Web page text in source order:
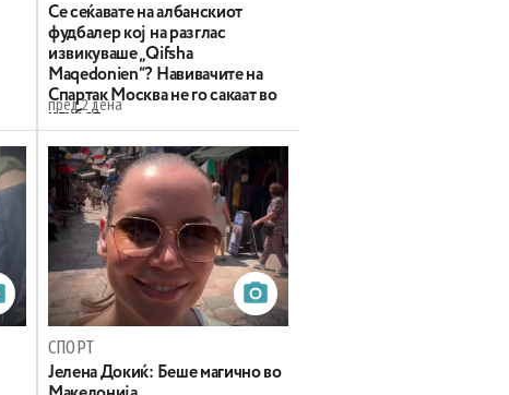
Се сеќавате на албанскиот
фудбалер кој на разглас
извикуваше „Qifsha
Maqedonien“? Навивачите на
Спартак Москва не го сакаат во
клубот
пред 2 дена
СПОРТ
Јелена Докиќ: Беше магично во